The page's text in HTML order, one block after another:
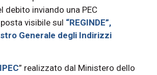
debito inviando una PEC
visibile sul “REGINDE”,
Generale degli Indirizzi
” realizzato dal Ministero dello